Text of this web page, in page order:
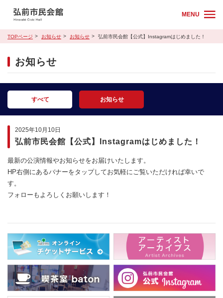
MENU
TOPページ お知らせ お知らせ 弘前市民会館【公式】Instagramはじめました！
お知らせ
すべて お知らせ
2025年10月10日
弘前市民会館【公式】Instagramはじめました！
最新の公演情報やお知らせをお届けいたします。
HP右側にあるバナーをタップしてお気軽にご覧いただければ幸いで
す。
フォローもよろしくお願いします！